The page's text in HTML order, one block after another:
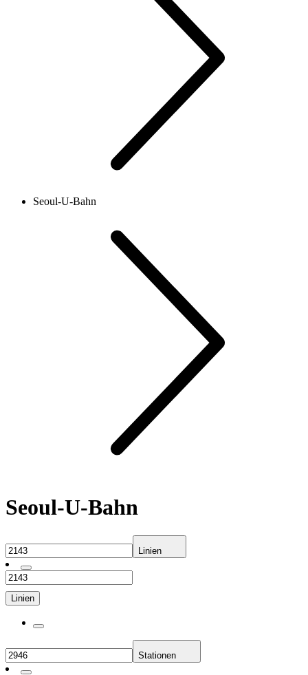
Seoul-U-Bahn
Seoul-U-Bahn
Linien
Linien
Stationen